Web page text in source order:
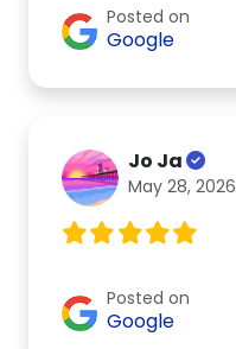
Posted on
Google
Jo Ja
May 28, 2026
Posted on
Google